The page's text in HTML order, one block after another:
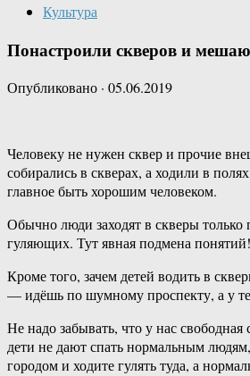
Культура
Понастроили скверов и
Опубликовано · 05.06.2019
Человеку не нужен сквер и прочие
собирались в скверах, а ходили в
главное быть хорошим человеком.
Обычно люди заходят в скверы
гуляющих. Тут явная подмена понятий!
Кроме того, зачем детей водить в
— идёшь по шумному проспекту, а у
Не надо забывать, что у нас
дети не дают спать нормальным
городом и ходите гулять туда, а